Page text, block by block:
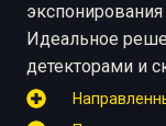
Идеальное
детекторами и